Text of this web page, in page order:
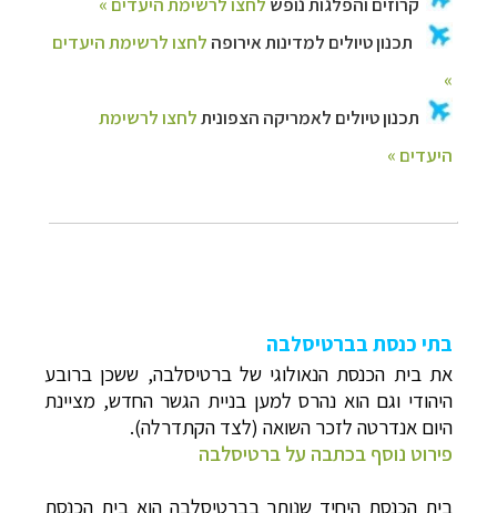
בתי כנסת בברטיסלבה
את בית הכנסת הנאולוגי של ברטיסלבה, ששכן ברובע
היהודי וגם הוא נהרס למען בניית הגשר החדש, מציינת
היום אנדרטה לזכר השואה (לצד הקתדרלה).
פירוט נוסף בכתבה על ברטיסלבה
בית הכנסת היחיד שנותר בברטיסלבה הוא בית הכנסת